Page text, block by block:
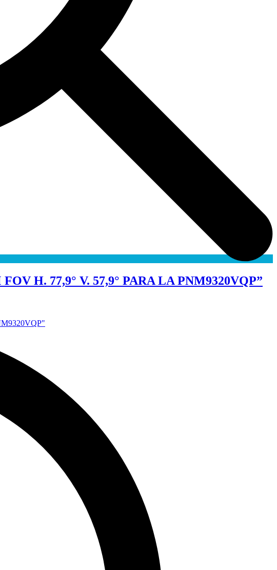
H. 77,9° V. 57,9° PARA LA PNM9320VQP”